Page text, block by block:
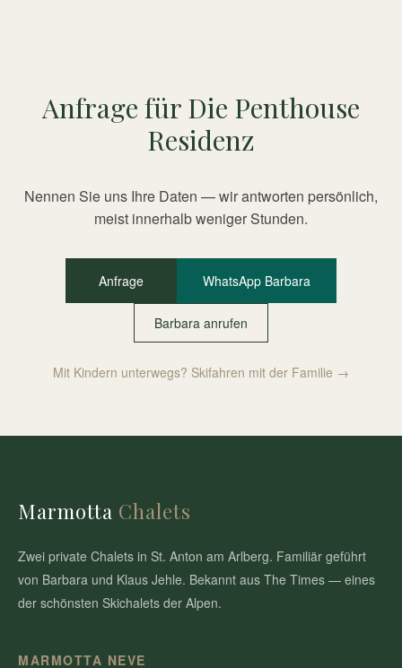
Anfrage für Die Penthouse
Residenz
Nennen Sie uns Ihre Daten — wir antworten persönlich,
meist innerhalb weniger Stunden.
Anfrage WhatsApp Barbara
Barbara anrufen
Mit Kindern unterwegs? Skifahren mit der Familie →
Marmotta Chalets
Zwei private Chalets in St. Anton am Arlberg. Familiär geführt
von Barbara und Klaus Jehle. Bekannt aus The Times — eines
der schönsten Skichalets der Alpen.
MARMOTTA NEVE